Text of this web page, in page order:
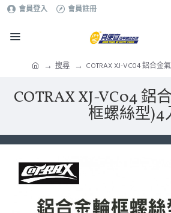
會員登入 會員註冊
搜尋 COTRAX XJ-VC04 鋁合金
COTRAX XJ-VC04 鋁
框螺絲型)4